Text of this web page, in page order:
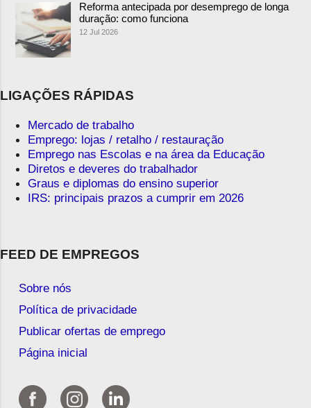
Reforma antecipada por desemprego de longa
duração: como funciona
12 Jul 2026
LIGAÇÕES RÁPIDAS
Mercado de trabalho
Emprego: lojas / retalho / restauração
Emprego nas Escolas e na área da Educação
Diretos e deveres do trabalhador
Graus e diplomas do ensino superior
IRS: principais prazos a cumprir em 2026
FEED DE EMPREGOS
Sobre nós
Política de privacidade
Publicar ofertas de emprego
Página inicial